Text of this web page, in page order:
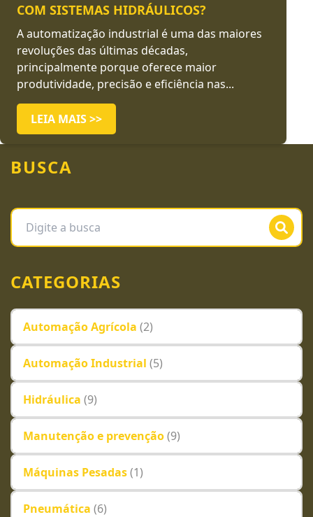
COM SISTEMAS HIDRÁULICOS?
A automatização industrial é uma das maiores
revoluções das últimas décadas,
principalmente porque oferece maior
produtividade, precisão e eficiência nas...
LEIA MAIS >>
BUSCA
CATEGORIAS
Automação Agrícola (2)
Automação Industrial (5)
Hidráulica (9)
Manutenção e prevenção(9)
Máquinas Pesadas(1)
Pneumática (6)